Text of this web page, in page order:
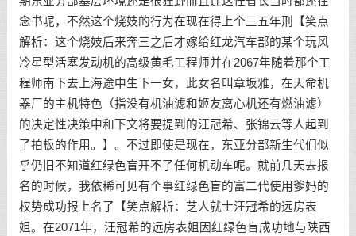
念书呢，不然这个烧妓的行为在现在得上个三五年刑【笑点
解析：这个烧妓后来奔三之后才嫁给红龙汽车部的某个玩风
冷星型活塞发动机的高级黄毛工程师并在2067年随着那个工
程师南下去上海途中生下一女，此女名叫章坂雅，在天命机
器厂的主机特色（指没有机油滤和姬友离心机还有燃油滤）
的决定性决策中和下文将要提到的汪冠希、张锦云等人起到
了拍板的作用。】。不过即使是现在，东亚分部新生代们似
乎仍旧不知道红绿色盲开不了任何机动车呢。就前几天去报
名的时候，我依稀可见有个事红绿色盲的富二代使用爹妈的
权势成功报上名了【笑点解析：芝人就士汪冠希的远房表
姐。在2071年，汪冠希的远房表姐因红绿色盲成功地与陕西